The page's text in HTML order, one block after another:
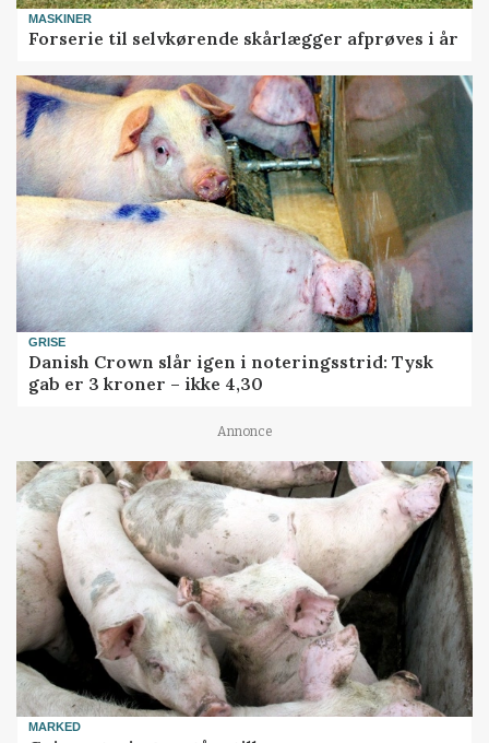
MASKINER
Forserie til selvkørende skårlægger afprøves i år
GRISE
Danish Crown slår igen i noteringsstrid: Tysk
gab er 3 kroner – ikke 4,30
Annonce
MARKED